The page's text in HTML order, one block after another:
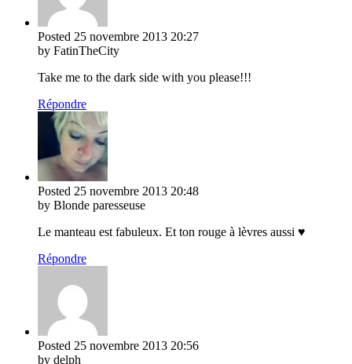
Posted 25 novembre 2013 20:27
by FatinTheCity
Take me to the dark side with you please!!!
Répondre
Posted 25 novembre 2013 20:48
by Blonde paresseuse
Le manteau est fabuleux. Et ton rouge à lèvres aussi ♥
Répondre
Posted 25 novembre 2013 20:56
by delph